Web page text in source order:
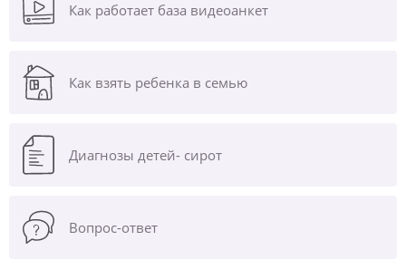
Как работает база видеоанкет
Как взять ребенка в семью
Диагнозы детей- сирот
Вопрос-ответ